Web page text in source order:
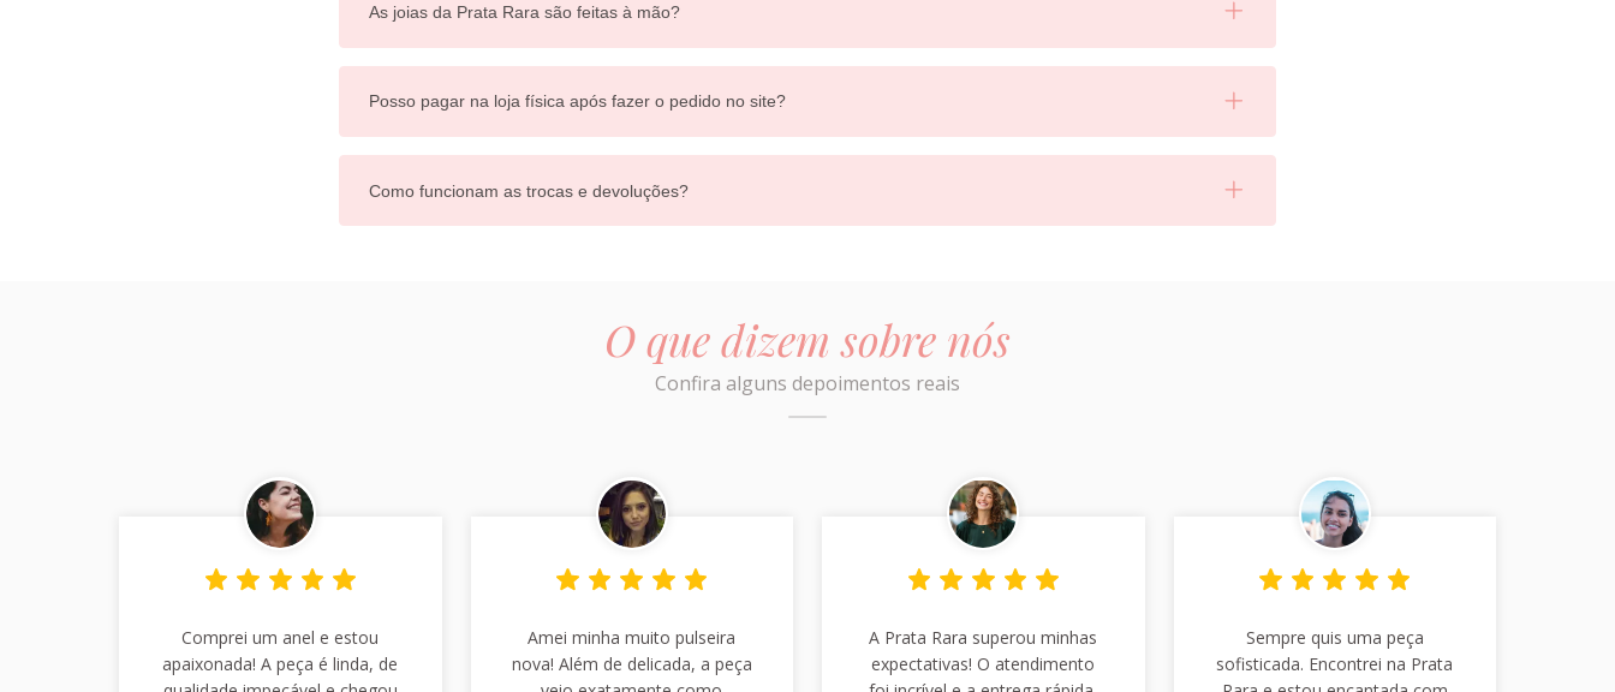
As joias da Prata Rara são feitas à mão?
Posso pagar na loja física após fazer o pedido no site?
Como funcionam as trocas e devoluções?
O que dizem sobre nós
Confira alguns depoimentos reais
Comprei um anel e estou
apaixonada! A peça é linda, de
Amei minha muito pulseira
nova! Além de delicada, a peça
A Prata Rara superou minhas
expectativas! O atendimento
Sempre quis uma peça
sofisticada. Encontrei na Prata